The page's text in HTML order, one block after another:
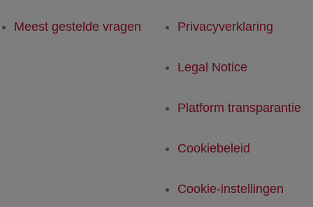
Meest gestelde vragen Privacyverklaring
Legal Notice
Platform transparantie
Cookiebeleid
Cookie-instellingen